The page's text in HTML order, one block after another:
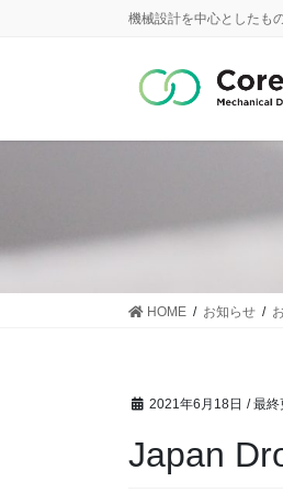
に
ョ
動
機械設計を中心としたも
HOME お知らせ
2021年6月18日 / 最終
Japan